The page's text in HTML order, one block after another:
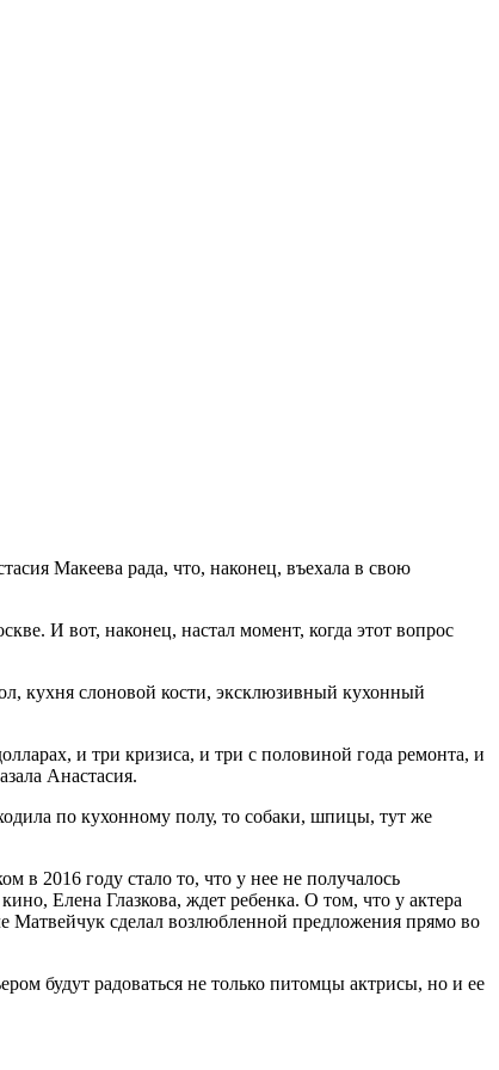
Макеева рада, что, наконец, въехала в свою
И вот, наконец, настал момент, когда этот вопрос
кухня слоновой кости, эксклюзивный кухонный
и три кризиса, и три с половиной года ремонта, и
Анастасия.
по кухонному полу, то собаки, шпицы, тут же
в 2016 году стало то, что у нее не получалось
Елена Глазкова, ждет ребенка. О том, что у актера
Матвейчук сделал возлюбленной предложения прямо во
будут радоваться не только питомцы актрисы, но и ее